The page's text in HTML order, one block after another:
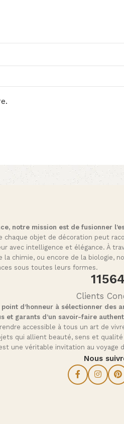
notre mission est de fusionner
chaque objet de décoration peut
avec intelligence et élégance. À
la chimie, ou encore de la biologie,
sous toutes leurs formes.
11564
Clients
point d’honneur à sélectionner des
et garants d’un savoir-faire
accessible à tous un art de
qui allient beauté, sens et
une véritable invitation au voyage
Nous